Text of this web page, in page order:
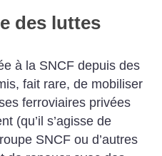
des luttes
à la SNCF depuis des
fait rare, de mobiliser
ferroviaires privées
(qu’il s’agisse de
SNCF ou d’autres